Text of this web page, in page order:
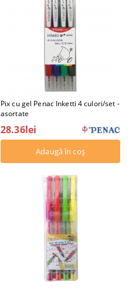
Pix cu gel Penac Inketti 4 culori/set -
asortate
28.36lei